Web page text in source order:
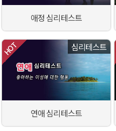
애정 심리테스트
심리테스트
연애 심리테스트